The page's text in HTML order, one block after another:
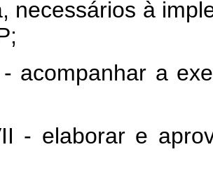
necessários à
a
e aprovar